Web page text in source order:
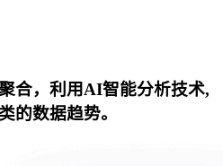
合，利用AI智能分析技术,
的数据趋势。